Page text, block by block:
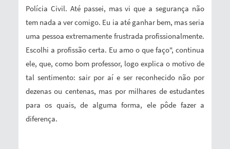
Polícia Civil. Até passei, mas vi que a segurança não
tem nada a ver comigo. Eu ia até ganhar bem, mas seria
uma pessoa extremamente frustrada profissionalmente.
Escolhi a profissão certa. Eu amo o que faço", continua
ele, que, como bom professor, logo explica o motivo de
tal sentimento: sair por aí e ser reconhecido não por
dezenas ou centenas, mas por milhares de estudantes
para os quais, de alguma forma, ele pôde fazer a
diferença.